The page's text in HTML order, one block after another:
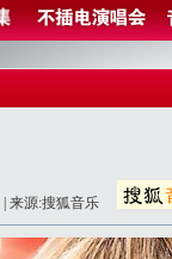
| 来源:搜狐音乐